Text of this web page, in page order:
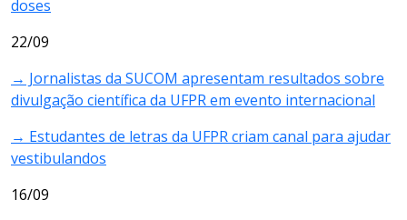
doses
22/09
→ Jornalistas da SUCOM apresentam resultados sobre
divulgação científica da UFPR em evento internacional
→ Estudantes de letras da UFPR criam canal para ajudar
vestibulandos
16/09